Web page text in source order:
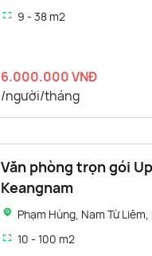
9 - 38 m2
6.000.000 VNĐ
/người/tháng
Văn phòng trọn gói
Keangnam
Phạm Hùng, Nam Từ Liêm,
10 - 100 m2